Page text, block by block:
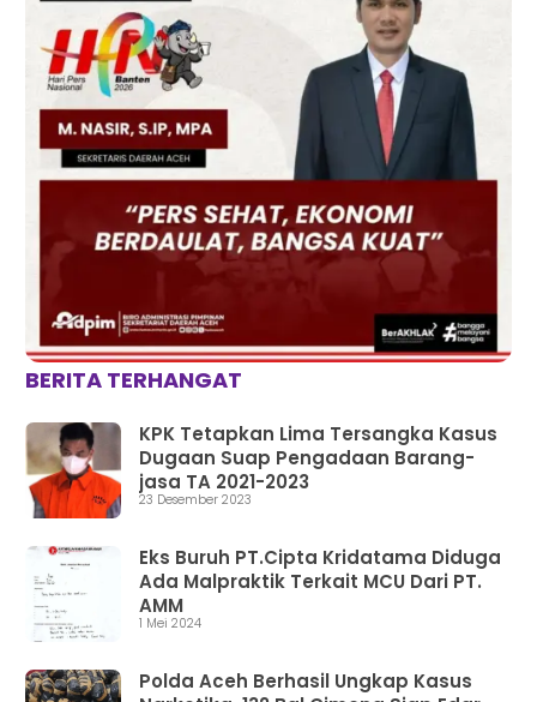
BERITA TERHANGAT
KPK Tetapkan Lima Tersangka Kasus
Dugaan Suap Pengadaan Barang-
jasa TA 2021-2023
23 Desember 2023
Eks Buruh PT.Cipta Kridatama Diduga
Ada Malpraktik Terkait MCU Dari PT.
AMM
1 Mei 2024
Polda Aceh Berhasil Ungkap Kasus